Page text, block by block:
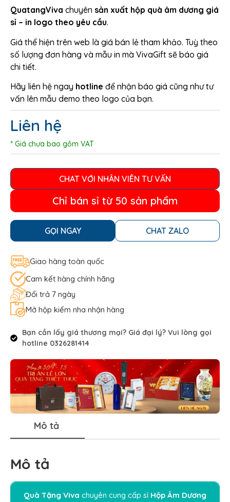
QuatangViva chuyên sản xuất hộp quà âm dương giá
sỉ – in logo theo yêu cầu.
Giá thể hiện trên web là giá bán lẻ tham khảo. Tuỳ theo
số lượng đơn hàng và mẫu in mà VivaGift sẽ báo giá
chi tiết.
Hãy liên hệ ngay hotline để nhận báo giá cũng như tư
vấn lên mẫu demo theo logo của bạn.
Liên hệ
* Giá chưa bao gồm VAT
CHAT VỚI NHÂN VIÊN TƯ VẤN
Chỉ bán sỉ từ 50 sản phẩm
GỌI NGAY CHAT ZALO
Giao hàng toàn quốc
Cam kết hàng chính hãng
Đổi trả 7 ngày
Mở hộp kiểm nha nhận hàng
Bạn cần lấy giá thương mại? Giá đại lý? Vui lòng gọi
hotline 0326281414
Mô tả
Mô tả
Quà Tặng Viva chuyên cung cấp sỉ Hộp Âm Dương